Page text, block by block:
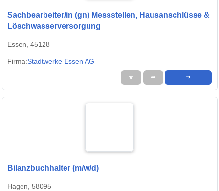
Sachbearbeiter/in (gn) Messstellen, Hausanschlüsse &
Löschwasserversorgung
Essen, 45128
Firma:Stadtwerke Essen AG
★ ➦ ➜
Bilanzbuchhalter (m/w/d)
Hagen, 58095